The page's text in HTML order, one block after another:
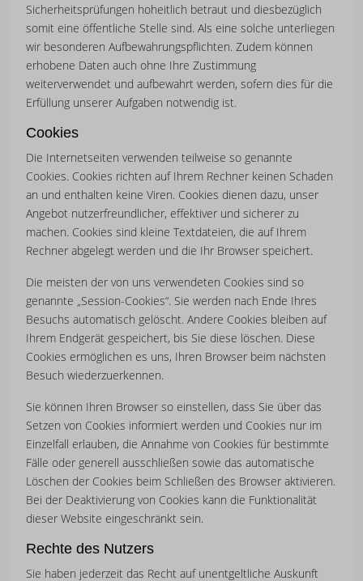
Sicherheitsprüfungen hoheitlich betraut und diesbezüglich
somit eine öffentliche Stelle sind. Als eine solche unterliegen
wir besonderen Aufbewahrungspflichten. Zudem können
erhobene Daten auch ohne Ihre Zustimmung
weiterverwendet und aufbewahrt werden, sofern dies für die
Erfüllung unserer Aufgaben notwendig ist.
Cookies
Die Internetseiten verwenden teilweise so genannte
Cookies. Cookies richten auf Ihrem Rechner keinen Schaden
an und enthalten keine Viren. Cookies dienen dazu, unser
Angebot nutzerfreundlicher, effektiver und sicherer zu
machen. Cookies sind kleine Textdateien, die auf Ihrem
Rechner abgelegt werden und die Ihr Browser speichert.
Die meisten der von uns verwendeten Cookies sind so
genannte „Session-Cookies“. Sie werden nach Ende Ihres
Besuchs automatisch gelöscht. Andere Cookies bleiben auf
Ihrem Endgerät gespeichert, bis Sie diese löschen. Diese
Cookies ermöglichen es uns, Ihren Browser beim nächsten
Besuch wiederzuerkennen.
Sie können Ihren Browser so einstellen, dass Sie über das
Setzen von Cookies informiert werden und Cookies nur im
Einzelfall erlauben, die Annahme von Cookies für bestimmte
Fälle oder generell ausschließen sowie das automatische
Löschen der Cookies beim Schließen des Browser aktivieren.
Bei der Deaktivierung von Cookies kann die Funktionalität
dieser Website eingeschränkt sein.
Rechte des Nutzers
Sie haben jederzeit das Recht auf unentgeltliche Auskunft